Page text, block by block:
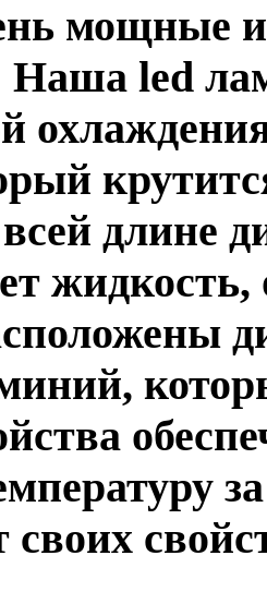
мощные и
led
длине
своих